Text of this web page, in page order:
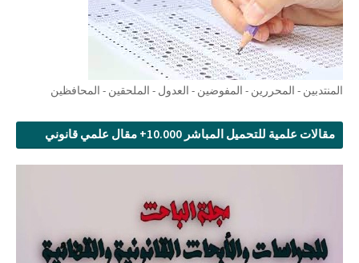
المنتدبين - المحررين - المفوضين - العدول - الملحقين - المحافظين
مقالات علمية للتحميل المباشر 10.000+ مقال علمي قانوني